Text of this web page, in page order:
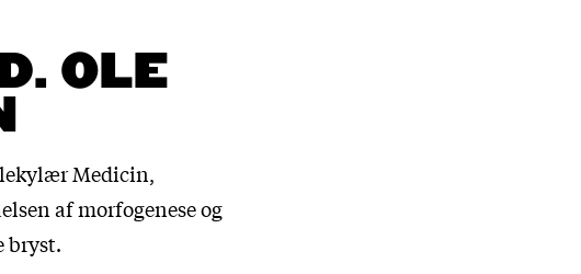
OLE
Medicin,
af ​​morfogenese og
bryst.